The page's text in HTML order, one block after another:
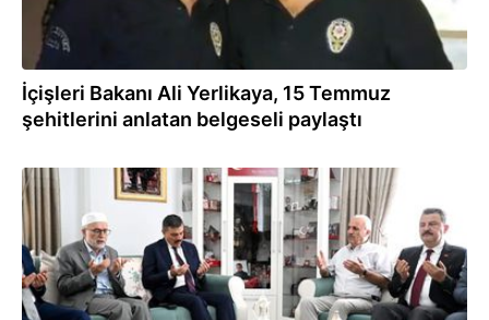
İçişleri Bakanı Ali Yerlikaya, 15 Temmuz
şehitlerini anlatan belgeseli paylaştı
15.07.2024